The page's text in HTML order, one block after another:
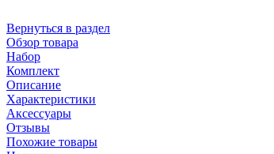
Вернуться в раздел
Обзор товара
Набор
Комплект
Описание
Характеристики
Аксессуары
Отзывы
Похожие товары